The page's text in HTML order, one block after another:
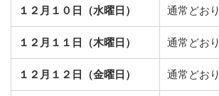
１２月１０日（水曜日） 通常どおり
１２月１１日（木曜日） 通常どおり
１２月１２日（金曜日） 通常どおり